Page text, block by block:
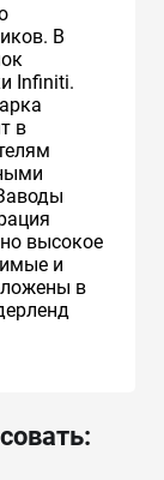
В
Infiniti.
в
высокое
и
в